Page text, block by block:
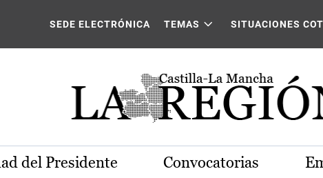
Castilla-La Mancha
SEDE ELECTRÓNICA TEMAS SITUACIONES
del Presidente Convocatorias